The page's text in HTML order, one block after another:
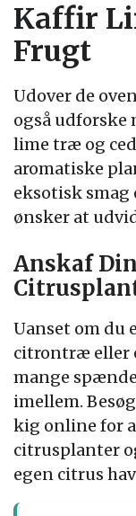
Kaffir
Frugt
Udover de
også
lime træ og
aromatiske
eksotisk smag
ønsker at
Anskaf
Uanset om du
citrontræ eller
mange
imellem.
kig online for
citrusplanter
egen citrus